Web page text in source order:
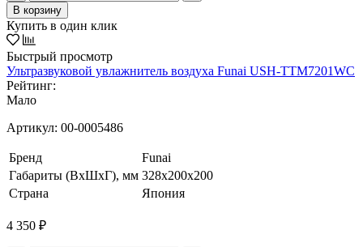
В корзину
Купить в один клик
Быстрый просмотр
Ультразвуковой увлажнитель воздуха Funai USH-TTM7201WC
Рейтинг:
Мало
Артикул: 00-0005486
Бренд
Funai
Габариты (ВхШхГ), мм 328x200x200
Страна
Япония
4 350 ₽